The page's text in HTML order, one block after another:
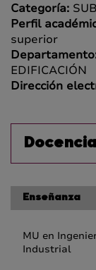
Categoría:
Perfil
superior
EDIFICACIÓN
Dirección
Docencia
Enseñanza
MU en
Industrial